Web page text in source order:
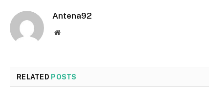
Antena92
Website
RELATED POSTS